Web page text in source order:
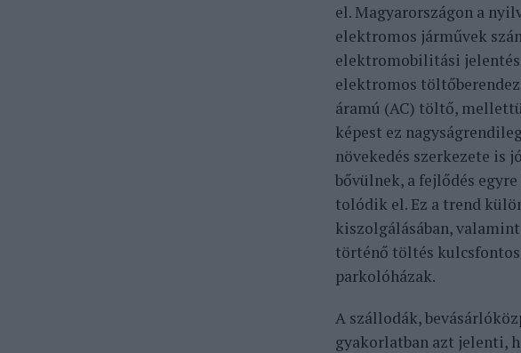
el. Magyarországon a
elektromos járművek
elektromobilitási
elektromos
áramú (AC) töltő,
képest ez
növekedés szerkezete is
bővülnek, a fejlődés
tolódik el. Ez a trend
kiszolgálásában,
történő töltés
parkolóházak.
A szállodák,
gyakorlatban azt jelenti,